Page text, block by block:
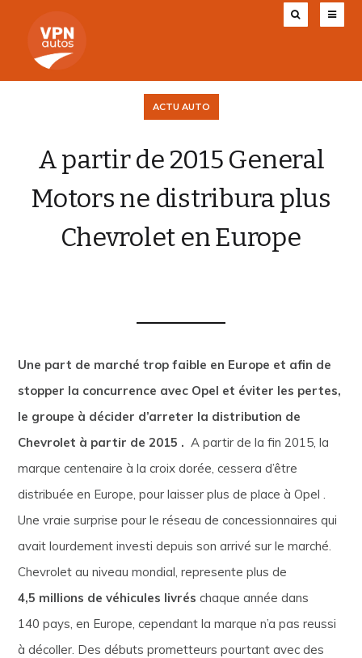
ACTU AUTO
A partir de 2015 General
Motors ne distribura plus
Chevrolet en Europe
Une part de marché trop faible en Europe et afin de
stopper la concurrence avec Opel et éviter les pertes,
le groupe à décider d’arreter la distribution de
Chevrolet à partir de 2015 . A partir de la fin 2015, la
marque centenaire à la croix dorée, cessera d’être
distribuée en Europe, pour laisser plus de place à Opel .
Une vraie surprise pour le réseau de concessionnaires qui
avait lourdement investi depuis son arrivé sur le marché.
Chevrolet au niveau mondial, represente plus de
4,5 millions de véhicules livrés chaque année dans
140 pays, en Europe, cependant la marque n’a pas reussi
à décoller. Des débuts prometteurs pourtant avec des